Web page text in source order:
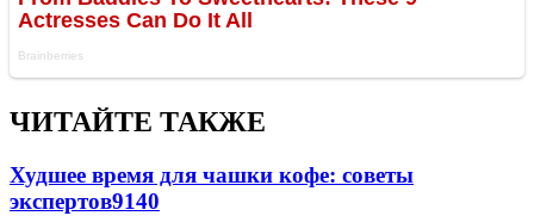
ЧИТАЙТЕ ТАКЖЕ
Худшее время для чашки кофе: советы
экспертов9140